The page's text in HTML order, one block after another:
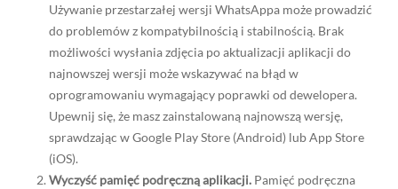
Używanie przestarzałej wersji WhatsAppa może prowadzić
do problemów z kompatybilnością i stabilnością. Brak
możliwości wysłania zdjęcia po aktualizacji aplikacji do
najnowszej wersji może wskazywać na błąd w
oprogramowaniu wymagający poprawki od dewelopera.
Upewnij się, że masz zainstalowaną najnowszą wersję,
sprawdzając w Google Play Store (Android) lub App Store
(iOS).
Wyczyść pamięć podręczną aplikacji. Pamięć podręczna